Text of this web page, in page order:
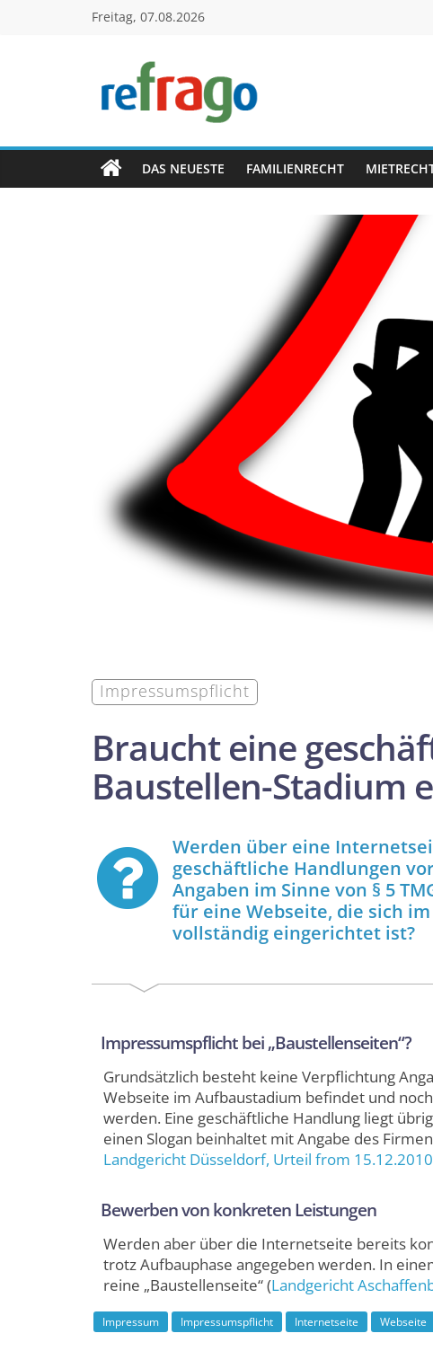
Freitag, 07.08.2026
refrago
Rechtsfragen
online
verständlich
DAS NEUESTE FAMILIENRECHT
Impressumspflicht
Braucht eine
Baustellen-Stadium
Werden über eine
geschäftliche Handlungen
Angaben im Sinne von § 5
für eine Webseite, die sich
vollständig eingerichtet ist?
Impressumspflicht bei „Baustellenseiten“?
Grundsätzlich besteht keine Verpflichtung
Webseite im Aufbaustadium befindet und
werden. Eine geschäftliche Handlung liegt
einen Slogan beinhaltet mit Angabe des
Landgericht Düsseldorf, Urteil from
Bewerben von konkreten Leistungen
Werden aber über die Internetseite bereits
trotz Aufbauphase angegeben werden. In
reine „Baustellenseite“ (Landgericht
Impressum Impressumspflicht Internetseite Webseite